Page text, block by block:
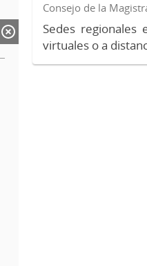
Consejo de la
Sedes regionales
virtuales o a